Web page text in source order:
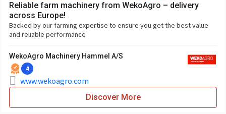
Reliable farm machinery from WekoAgro – delivery
across Europe!
Backed by our farming expertise to ensure you get the best value
and reliable performance
WekoAgro Machinery Hammel A/S
4
www.wekoagro.com
Discover More